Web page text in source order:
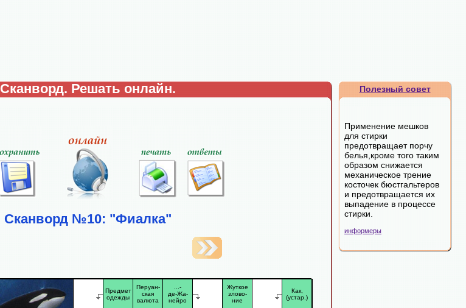
Сканворд. Решать онлайн.
Сканворд №10: "Фиалка"
Предмет
одежды
Перуан-
ская
валюта
...-
де-Жа-
нейро
Жуткое
злово-
ние
Как,
(устар.)
Полезный совет
Применение мешков
для стирки
предотвращает порчу
белья,кроме того таким
образом снижается
механическое трение
косточек бюстгальтеров
и предотвращается их
выпадение в процессе
стирки.
информеры